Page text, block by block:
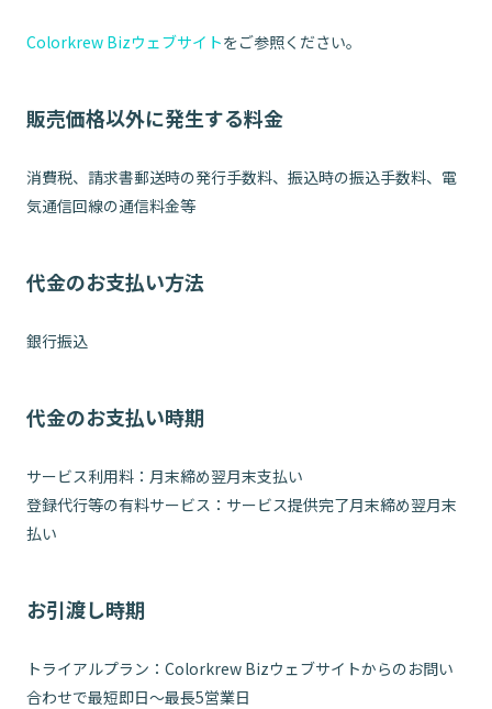
Colorkrew Bizウェブサイトをご参照ください。
販売価格以外に発生する料金
消費税、請求書郵送時の発行手数料、振込時の振込手数料、電
気通信回線の通信料金等
代金のお支払い方法
銀行振込
代金のお支払い時期
サービス利用料：月末締め翌月末支払い
登録代行等の有料サービス：サービス提供完了月末締め翌月末
払い
お引渡し時期
トライアルプラン：Colorkrew Bizウェブサイトからのお問い
合わせで最短即日～最長5営業日